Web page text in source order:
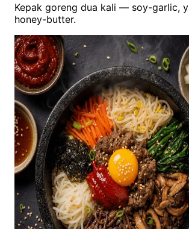
Kepak goreng dua kali — soy-garlic,
honey-butter.